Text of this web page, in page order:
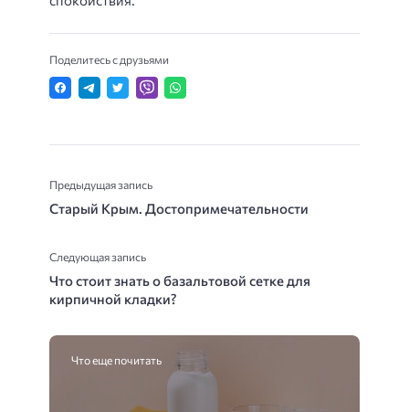
Поделитесь с друзьями
Предыдущая запись
Старый Крым. Достопримечательности
Следующая запись
Что стоит знать о базальтовой сетке для
кирпичной кладки?
Что еще почитать